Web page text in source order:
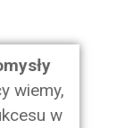
wiemy,
w